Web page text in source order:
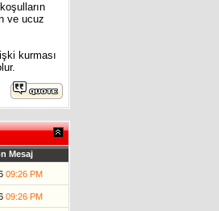
ve ucuz
kurması
Mesaj
09:26 PM
09:26 PM